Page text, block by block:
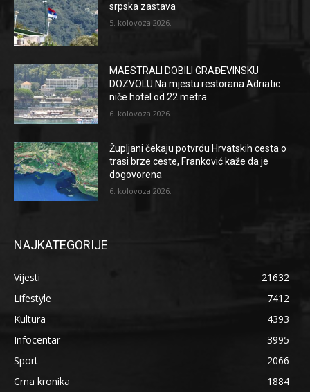
srpska zastava
5. kolovoza 2026.
MAESTRALI DOBILI GRAĐEVINSKU
DOZVOLU Na mjestu restorana Adriatic
niče hotel od 22 metra
6. kolovoza 2026.
Župljani čekaju potvrdu Hrvatskih cesta o
trasi brze ceste, Franković kaže da je
dogovorena
6. kolovoza 2026.
NAJKATEGORIJE
Vijesti
21632
Lifestyle
7412
Kultura
4393
Infocentar
3995
Sport
2066
Crna kronika
1884